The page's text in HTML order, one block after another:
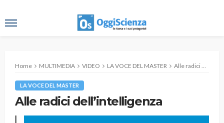
Home MULTIMEDIA VIDEO LA VOCE DEL MASTER Alle radici dell’intelligenza
LA VOCE DEL MASTER
Alle radici dell’intelligenza